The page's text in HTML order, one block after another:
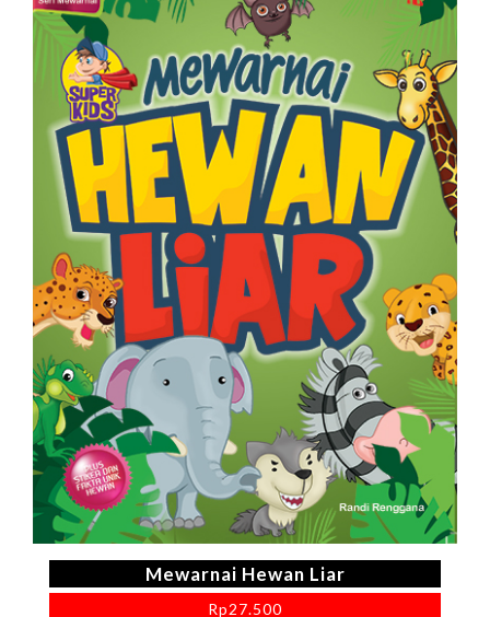
Mewarnai Hewan Liar
Rp27.500